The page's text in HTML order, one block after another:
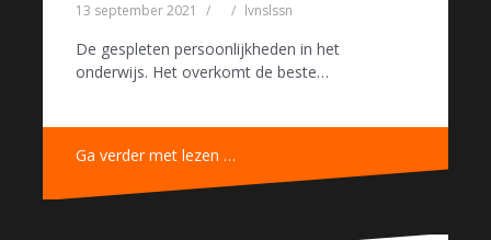
13 september 2021 lvnslssn
De gespleten persoonlijkheden in het
onderwijs. Het overkomt de beste…
Ga verder met lezen …